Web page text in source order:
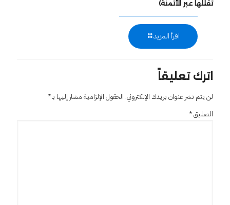
تقللها عبر الأتمتة)
اقرأ المزيد
اترك تعليقاً
لن يتم نشر عنوان بريدك الإلكتروني. الحقول الإلزامية مشار إليها بـ*
التعليق*